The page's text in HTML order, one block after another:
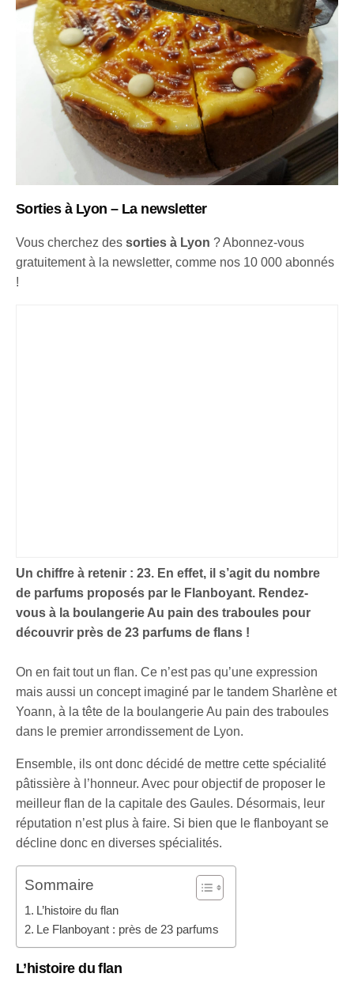
Sorties à Lyon – La newsletter
Vous cherchez dessorties à Lyon ? Abonnez-vous
gratuitement à la newsletter, comme nos 10 000 abonnés
!
Un chiffre à retenir : 23. En effet, il s’agit du nombre
de parfums proposés par le Flanboyant. Rendez-
vous à la boulangerie Au pain des traboules pour
découvrir près de 23 parfums de flans !
On en fait tout un flan. Ce n’est pas qu’une expression
mais aussi un concept imaginé par le tandem Sharlène et
Yoann, à la tête de la boulangerie Au pain des traboules
dans le premier arrondissement de Lyon.
Ensemble, ils ont donc décidé de mettre cette spécialité
pâtissière à l’honneur. Avec pour objectif de proposer le
meilleur flan de la capitale des Gaules. Désormais, leur
réputation n’est plus à faire. Si bien que le flanboyant se
décline donc en diverses spécialités.
Sommaire
L’histoire du flan
Le Flanboyant : près de 23 parfums
L’histoire du flan